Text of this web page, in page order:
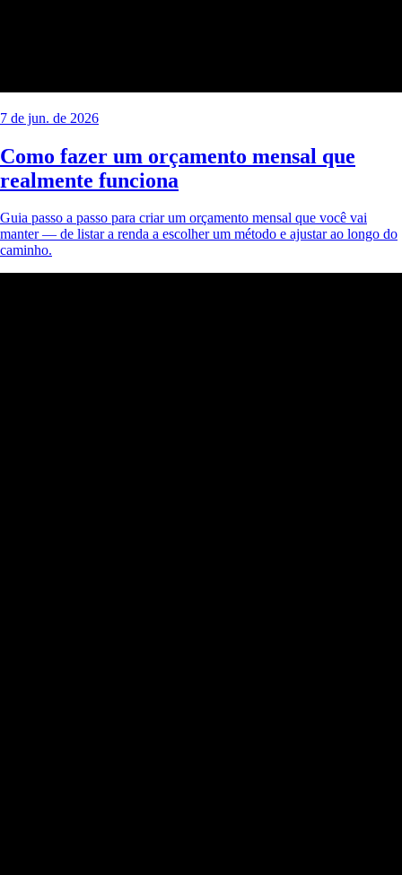
7 de jun. de 2026
Como fazer um orçamento mensal que
realmente funciona
Guia passo a passo para criar um orçamento mensal que você vai
manter — de listar a renda a escolher um método e ajustar ao longo do
caminho.